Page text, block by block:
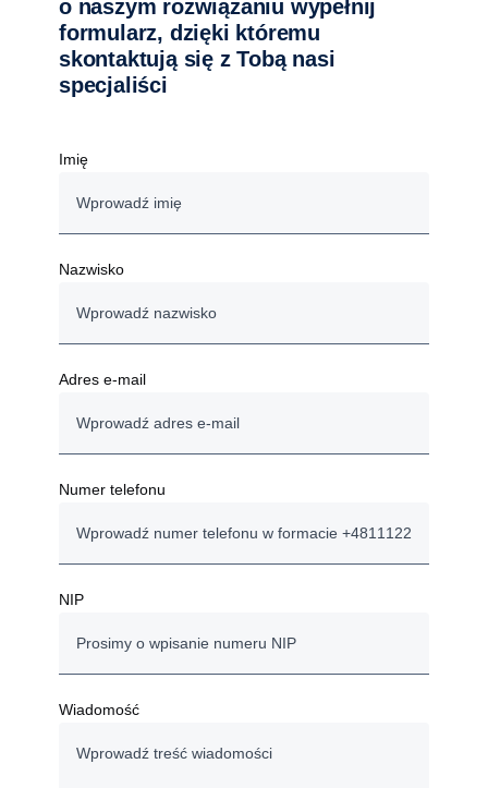
o naszym rozwiązaniu wypełnij
formularz, dzięki któremu
skontaktują się z Tobą nasi
specjaliści
Imię
Nazwisko
Adres e-mail
Numer telefonu
NIP
Wiadomość